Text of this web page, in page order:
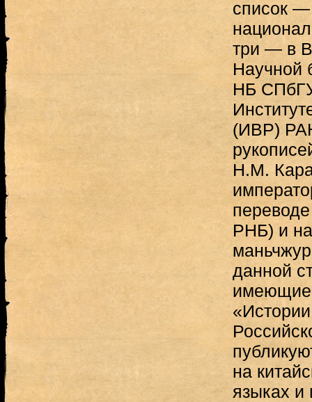
список —
три — в
Научной
НБ
(ИВР)
Н.М.
РНБ) и
данной
на
языках и